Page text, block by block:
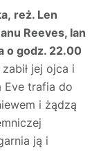
reż. Len
Reeves, Ian
o godz. 22.00
jej ojca i
Eve trafia do
i żądzą
ją i